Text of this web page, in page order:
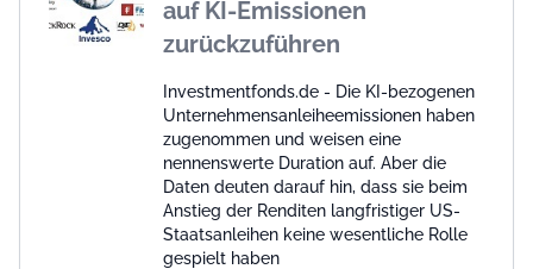
auf KI-Emissionen
zurückzuführen
Investmentfonds.de - Die KI-bezogenen
Unternehmensanleiheemissionen haben
zugenommen und weisen eine
nennenswerte Duration auf. Aber die
Daten deuten darauf hin, dass sie beim
Anstieg der Renditen langfristiger US-
Staatsanleihen keine wesentliche Rolle
gespielt haben